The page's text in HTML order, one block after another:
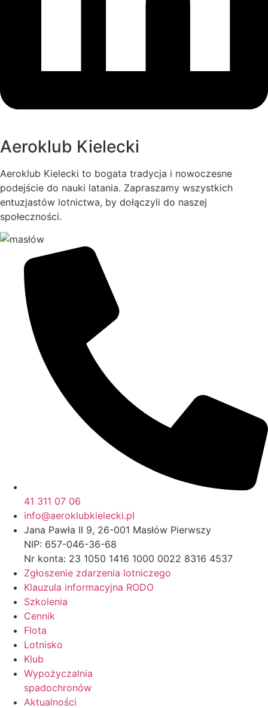
Aeroklub Kielecki
Aeroklub Kielecki to bogata tradycja i nowoczesne
podejście do nauki latania. Zapraszamy wszystkich
entuzjastów lotnictwa, by dołączyli do naszej
społeczności.
41 311 07 06
info@aeroklubkielecki.pl
Jana Pawła II 9, 26-001 Masłów Pierwszy
NIP: 657-046-36-68
Nr konta: 23 1050 1416 1000 0022 8316 4537
Zgłoszenie zdarzenia lotniczego
Klauzula informacyjna RODO
Szkolenia
Cennik
Flota
Lotnisko
Klub
Wypożyczalnia
spadochronów
Aktualności